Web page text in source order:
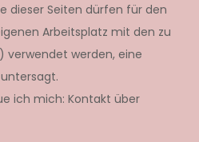
dieser Seiten dürfen für den
Arbeitsplatz mit den zu
verwendet werden, eine
ich mich: Kontakt über